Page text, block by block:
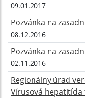
09.01.2017
Pozvánka na
08.12.2016
Pozvánka na
02.11.2016
Regionálny úrad
Vírusová hepatitída